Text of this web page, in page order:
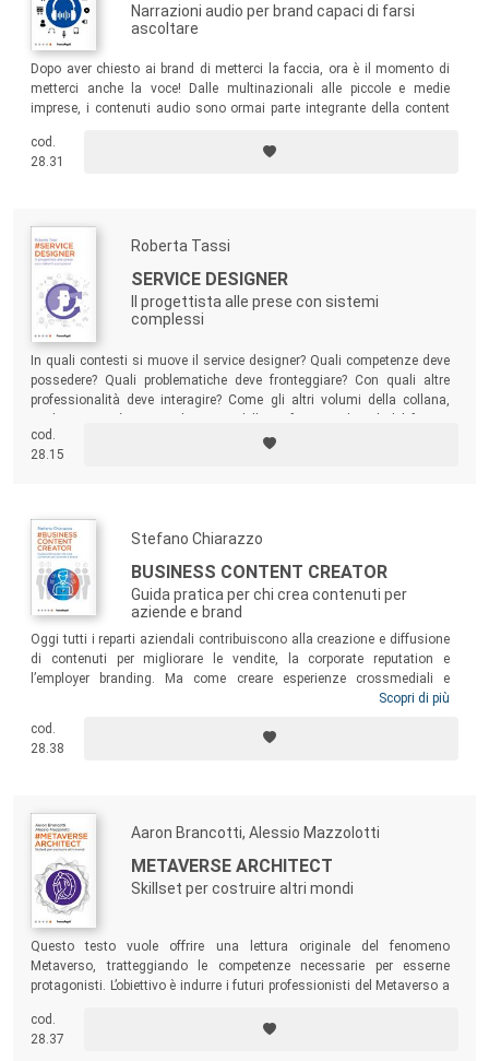
Narrazioni audio per brand capaci di farsi
ascoltare
Dopo aver chiesto ai brand di metterci la faccia, ora è il momento di
metterci anche la voce! Dalle multinazionali alle piccole e medie
imprese, i contenuti audio sono ormai parte integrante della content
strumenti per adottare correttamente questa forma di narrazione, per
creare una comunicazione onesta e capace di far instaurare relazioni
cod.
28.31
Roberta Tassi
SERVICE DESIGNER
Il progettista alle prese con sistemi
complessi
In quali contesti si muove il service designer? Quali competenze deve
possedere? Quali problematiche deve fronteggiare? Con quali altre
professionalità deve interagire? Come gli altri volumi della collana,
raccontata da una delle più affermate protagoniste.
cod.
28.15
Stefano Chiarazzo
BUSINESS CONTENT CREATOR
Guida pratica per chi crea contenuti per
aziende e brand
Oggi tutti i reparti aziendali contribuiscono alla creazione e diffusione
di contenuti per migliorare le vendite, la corporate reputation e
l’employer branding. Ma come creare esperienze crossmediali e
transmediali uniche, memorabili e persuasive? Questo libro offre un
successo e un Content Creation Canvas da utilizzare
quotidianamente nel proprio lavoro strategico, creativo e produttivo.
Scopri di più
cod.
28.38
Aaron Brancotti, Alessio Mazzolotti
METAVERSE ARCHITECT
Skillset per costruire altri mondi
Questo testo vuole offrire una lettura originale del fenomeno
Metaverso, tratteggiando le competenze necessarie per esserne
protagonisti. L’obiettivo è indurre i futuri professionisti del Metaverso a
contech
, nella quale gli elementi più squisitamente tecnici e tecnologici
siano chiamati a un dialogo con la componente soft del contenuto e
cod.
28.37